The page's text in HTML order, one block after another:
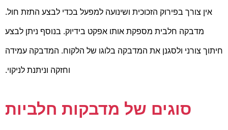
אין צורך בפירוק הזכוכית ושינועה למפעל בכדי לבצע התזת חול.
מדבקה חלבית מספקת אותו אפקט בידיוק. בנוסף ניתן לבצע
חיתוך צורני ולסגנן את המדבקה בלוגו של הלקוח. המדבקה עמידה
וחזקה וניתנת לניקוי.
סוגים של מדבקות חלביות